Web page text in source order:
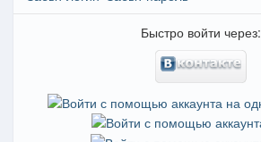
Быстро войти через: